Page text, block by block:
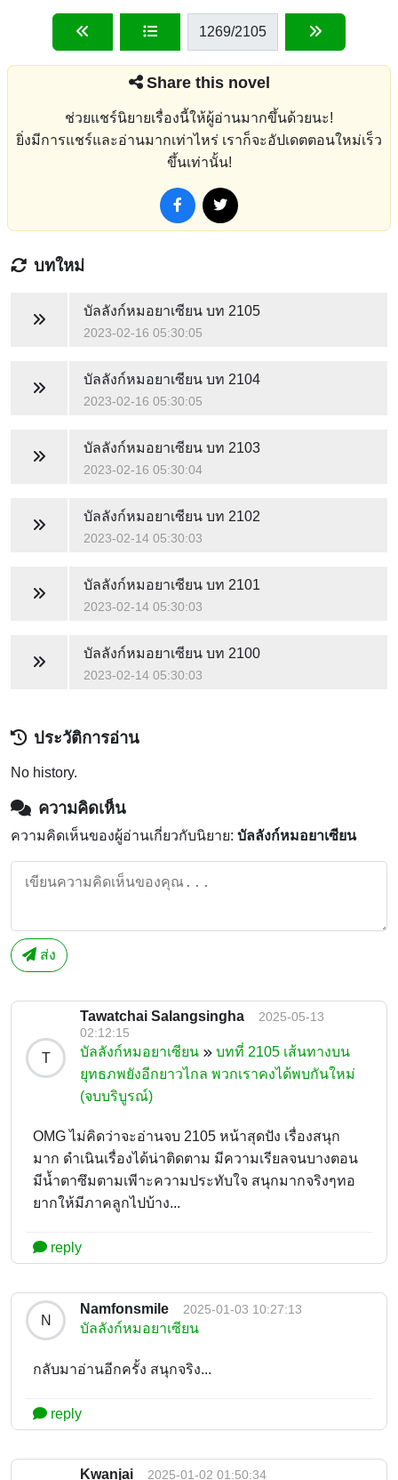
1269/2105
Share this novel
ช่วยแชร์นิยายเรื่องนี้ให้ผู้อ่านมากขึ้นด้วยนะ!
ยิ่งมีการแชร์และอ่านมากเท่าไหร่ เราก็จะอัปเดตตอนใหม่เร็ว
ขึ้นเท่านั้น!
บทใหม่
บัลลังก์หมอยาเซียนบท 2105
2023-02-16 05:30:05
บัลลังก์หมอยาเซียนบท 2104
2023-02-16 05:30:05
บัลลังก์หมอยาเซียนบท 2103
2023-02-16 05:30:04
บัลลังก์หมอยาเซียนบท 2102
2023-02-14 05:30:03
บัลลังก์หมอยาเซียนบท 2101
2023-02-14 05:30:03
บัลลังก์หมอยาเซียนบท 2100
2023-02-14 05:30:03
ประวัติการอ่าน
No history.
ความคิดเห็น
ความคิดเห็นของผู้อ่านเกี่ยวกับนิยาย: บัลลังก์หมอยาเซียน
ส่ง
T
Tawatchai Salangsingha
2025-05-13
02:12:15
บัลลังก์หมอยาเซียน
บทที่ 2105 เส้นทางบน
ยุทธภพยังอีกยาวไกล พวกเราคงได้พบกันใหม่
(จบบริบูรณ์)
OMG ไม่คิดว่าจะอ่านจบ 2105 หน้าสุดปัง เรื่องสนุก
มาก ดำเนินเรื่องได้น่าติดตาม มีความเรียลจนบางตอน
มีน้ำตาซึมตามเพีาะความประทับใจ สนุกมากจริงๆทอ
ยากให้มีภาคลูกไปบ้าง...
reply
N
Namfonsmile 2025-01-03 10:27:13
บัลลังก์หมอยาเซียน
กลับมาอ่านอีกครั้ง สนุกจริง...
reply
Kwanjai 2025-01-02 01:50:34